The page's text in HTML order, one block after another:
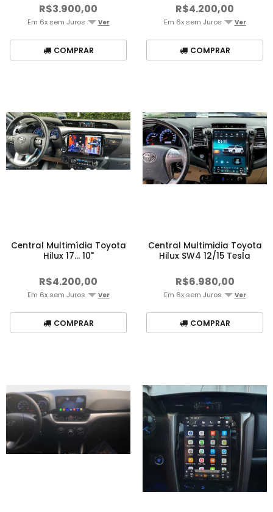
R$3.900,00
Em 6x sem Juros Ver
COMPRAR
R$4.200,00
Em 6x sem Juros Ver
COMPRAR
Central Multimídia Toyota
Hilux 17... 10"
R$4.200,00
Em 6x sem Juros Ver
COMPRAR
Central Multimidia Toyota
Hilux SW4 12/15 Tesla
R$6.980,00
Em 6x sem Juros Ver
COMPRAR